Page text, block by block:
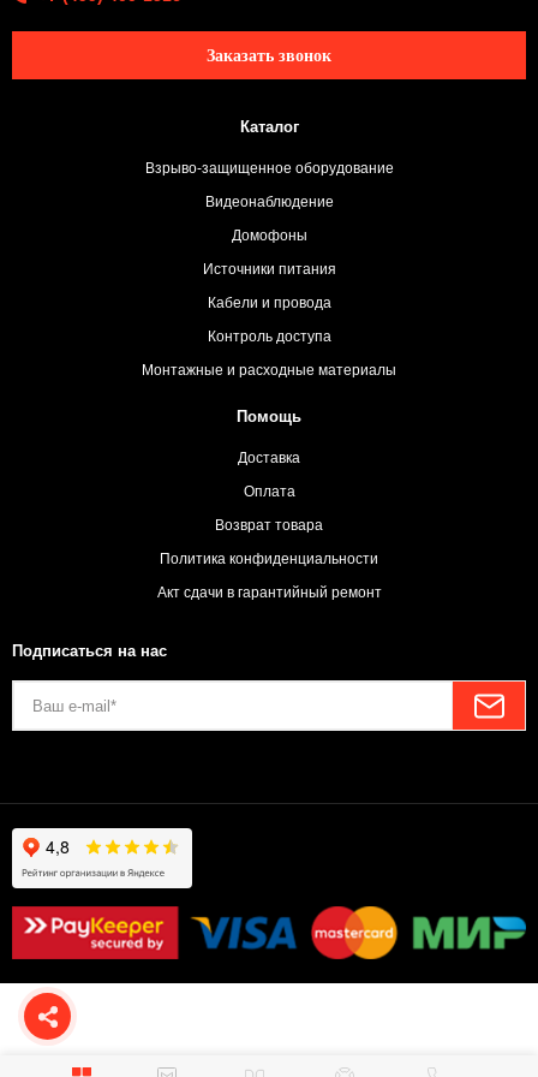
Заказать звонок
Каталог
Взрыво-защищенное оборудование
Видеонаблюдение
Домофоны
Источники питания
Кабели и провода
Контроль доступа
Монтажные и расходные материалы
Помощь
Доставка
Оплата
Возврат товара
Политика конфиденциальности
Акт сдачи в гарантийный ремонт
Подписаться на нас